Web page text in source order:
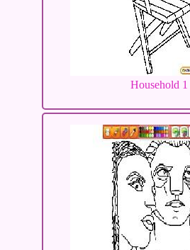
Household 1